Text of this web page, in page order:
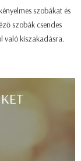
szobákat és
szobák csendes
való kiszakadásra.